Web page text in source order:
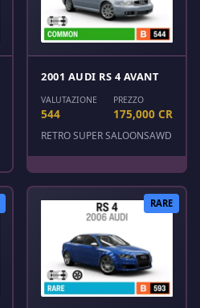
2001 AUDI RS 4 AVANT
VALUTAZIONE
544
PREZZO
175,000 CR
RETRO SUPER SALOONSAWD
RARE